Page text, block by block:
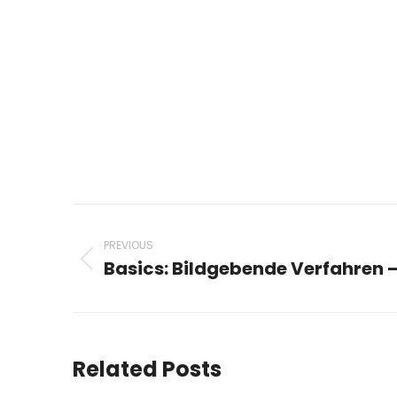
navigation
PREVIOUS
Previous
Basics: Bildgebende Verfahren –
Related Posts